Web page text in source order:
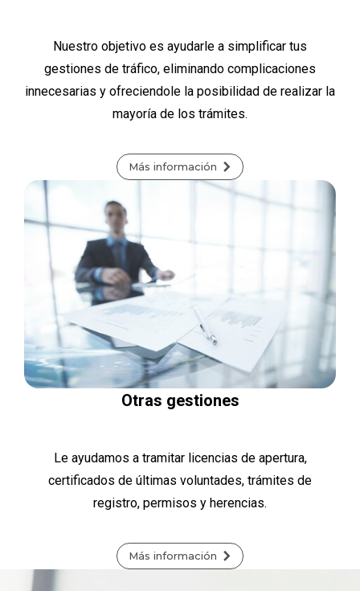
Nuestro objetivo es ayudarle a simplificar tus
gestiones de tráfico, eliminando complicaciones
innecesarias y ofreciendole la posibilidad de realizar la
mayoría de los trámites.
Más información
Otras gestiones
Le ayudamos a tramitar licencias de apertura,
certificados de últimas voluntades, trámites de
registro, permisos y herencias.
Más información